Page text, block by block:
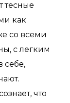
тесные
как
со всеми
с легким
себе,
что